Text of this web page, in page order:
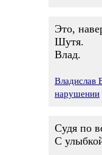
Это,
Шутя.
Влад.
Владислав
нарушении
Судя по
С